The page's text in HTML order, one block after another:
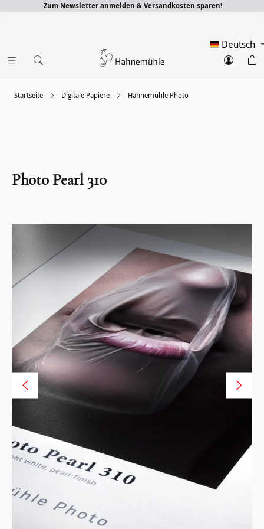
Zum Newsletter anmelden & Versandkosten sparen!
Deutsch
Hahnemühle Photo
Digitale Papiere
Startseite
Photo Pearl 310
Bildergalerie überspringen